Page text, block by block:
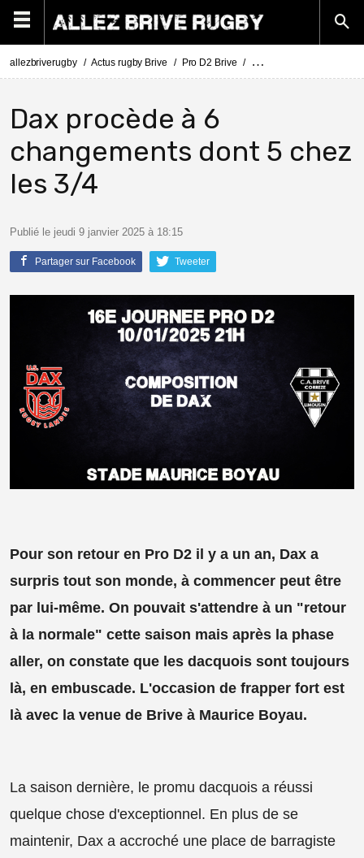
allezbriverugby Actus rugby Brive Pro D2 Brive Pro D2 Dax - Brive :
Dax procède à 6
changements dont 5 chez
les 3/4
Publié le jeudi 9 janvier 2025 à 18:15
Partager sur Facebook Tweeter
Pour son retour en Pro D2 il y a un an, Dax a
surpris tout son monde, à commencer peut être
par lui-même. On pouvait s'attendre à un "retour
à la normale" cette saison mais après la phase
aller, on constate que les dacquois sont toujours
là, en embuscade. L'occasion de frapper fort est
là avec la venue de Brive à Maurice Boyau.
La saison dernière, le promu dacquois a réussi
quelque chose d'exceptionnel. En plus de se
maintenir, Dax a accroché une place de barragiste